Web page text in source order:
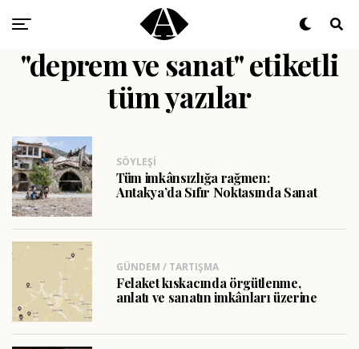
"deprem ve sanat" etiketli
tüm yazılar
SÖYLEŞI
Tüm imkânsızlığa rağmen:
Antakya’da Sıfır Noktasında Sanat
GÜNDEM / TARTIŞMA
Felaket kıskacında örgütlenme,
anlatı ve sanatın imkânları üzerine